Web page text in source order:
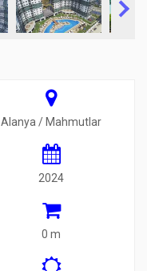
Alanya / Mahmutlar
2024
0 m